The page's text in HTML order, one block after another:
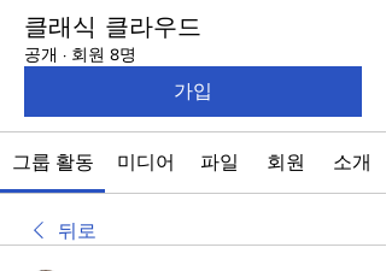
클래식 클라우드
공개 · 회원 8명
가입
그룹 활동 미디어 파일 회원 소개
뒤로